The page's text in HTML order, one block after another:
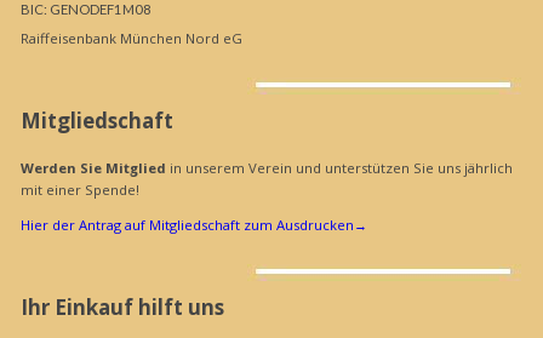
BIC: GENODEF1M08
Raiffeisenbank München Nord eG
Mitgliedschaft
Werden Sie Mitglied in unserem Verein und unterstützen Sie uns jährlich
mit einer Spende!
Hier der Antrag auf Mitgliedschaft zum Ausdrucken →
Ihr Einkauf hilft uns